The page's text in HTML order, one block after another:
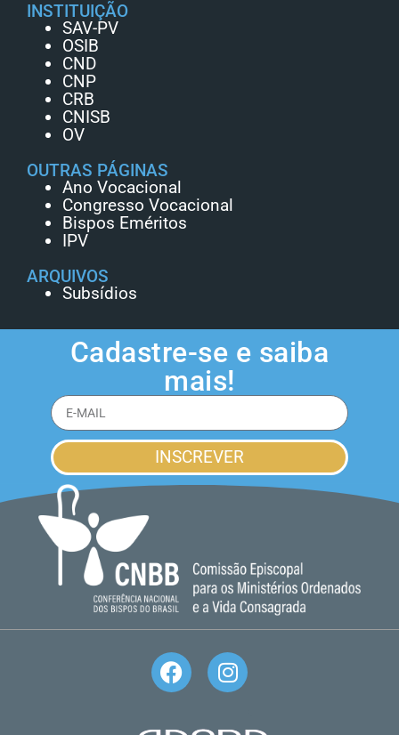
INSTITUIÇÃO
SAV-PV
OSIB
CND
CNP
CRB
CNISB
OV
OUTRAS PÁGINAS
Ano Vocacional
Congresso Vocacional
Bispos Eméritos
IPV
ARQUIVOS
Subsídios
Cadastre-se e saiba
mais!
INSCREVER